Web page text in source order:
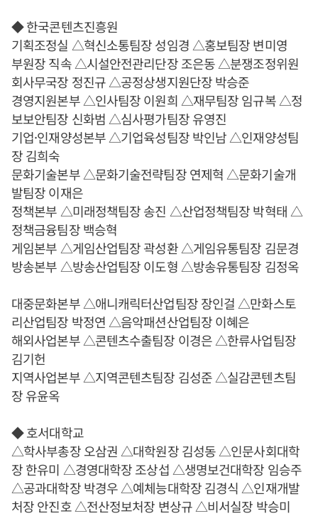
◆ 한국콘텐츠진흥원
기획조정실 △혁신소통팀장 성임경 △홍보팀장 변미영
부원장 직속 △시설안전관리단장 조은동 △분쟁조정위원
회사무국장 정진규 △공정상생지원단장 박승준
경영지원본부 △인사팀장 이원희 △재무팀장 임규복 △정
보보안팀장 신화범 △심사평가팀장 유영진
기업·인재양성본부 △기업육성팀장 박인남 △인재양성팀
장 김희숙
문화기술본부 △문화기술전략팀장 연제혁 △문화기술개
발팀장 이재은
정책본부 △미래정책팀장 송진 △산업정책팀장 박혁태 △
정책금융팀장 백승혁
게임본부 △게임산업팀장 곽성환 △게임유통팀장 김문경
방송본부 △방송산업팀장 이도형 △방송유통팀장 김정옥
대중문화본부 △애니캐릭터산업팀장 장인걸 △만화스토
리산업팀장 박정연 △음악패션산업팀장 이혜은
해외사업본부 △콘텐츠수출팀장 이경은 △한류사업팀장
김기헌
지역사업본부 △지역콘텐츠팀장 김성준 △실감콘텐츠팀
장 유윤옥
◆ 호서대학교
△학사부총장 오삼권 △대학원장 김성동 △인문사회대학
장 한유미 △경영대학장 조상섭 △생명보건대학장 임승주
△공과대학장 박경우 △예체능대학장 김경식 △인재개발
처장 안진호 △전산정보처장 변상규 △비서실장 박승미